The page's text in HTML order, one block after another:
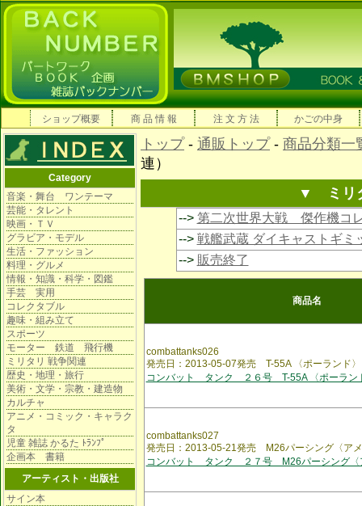
ショップ概要 商 品 情 報 注 文 方 法 かごの中身
Category
音楽・舞台 ワンテーマ
芸能・タレント
映画・ＴＶ
グラビア・モデル
生活・ファッション
料理・グルメ
情報・知識・科学・図鑑
手芸 実用
コレクタブル
趣味・組み立て
スポーツ
モーター 鉄道 飛行機
ミリタリ 戦争関連
歴史・地理・旅行
美術・文学・宗教・建造物
カルチャ
アニメ・コミック・キャラク
タ
児童 雑誌 かるた ﾄﾗﾝﾌﾟ
企画本 書籍
アーティスト・出版社
サイン本
トップ- 通販トップ- 商品分類一
連）
▼ ミリ
--> 第二次世界大戦 傑作機コ
--> 戦艦武蔵 ダイキャストギミ
--> 販売終了
商品名
combattanks026
発売日：2013-05-07発売 T-55A 〈ポーランド〉
コンバット タンク ２６号 T-55A 〈ポーラン
combattanks027
発売日：2013-05-21発売 M26パーシング〈ア
コンバット タンク ２７号 M26パーシング〈